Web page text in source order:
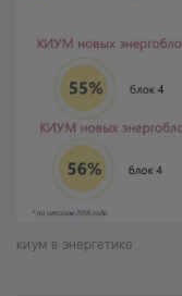
киум в энергетике